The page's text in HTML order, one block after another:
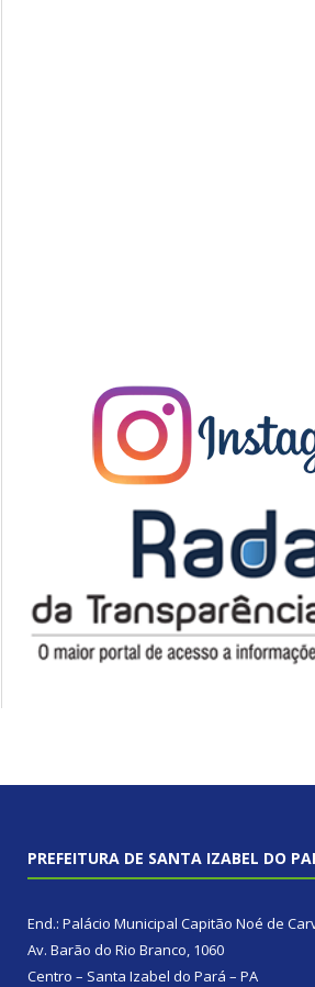
PREFEITURA DE SANTA IZABEL DO
End.: Palácio Municipal Capitão Noé de
Av. Barão do Rio Branco, 1060
Centro – Santa Izabel do Pará – PA